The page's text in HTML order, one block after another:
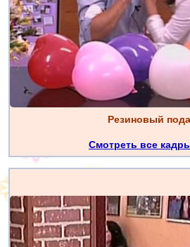
Резиновый
Смотреть все